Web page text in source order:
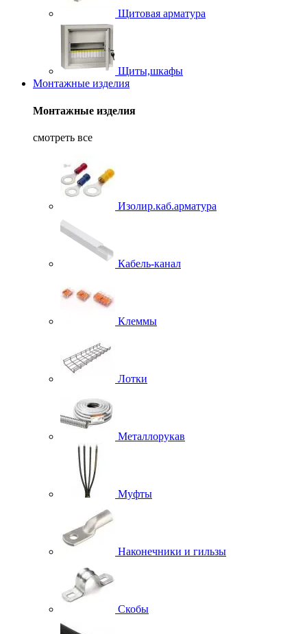
Щитовая арматура
Щиты,шкафы
Монтажные изделия
Монтажные изделия
смотреть все
Изолир.каб.арматура
Кабель-канал
Клеммы
Лотки
Металлорукав
Муфты
Наконечники и гильзы
Скобы